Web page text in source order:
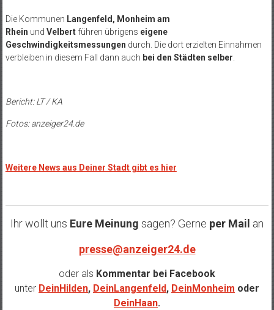
Die Kommunen Langenfeld, Monheim am
Rhein und Velbertführen übrigens eigene
Geschwindigkeitsmessungen durch. Die dort erzielten Einnahmen
verbleiben in diesem Fall dann auch bei den Städten selber.
Bericht: LT / KA
Fotos: anzeiger24.de
Weitere News aus Deiner Stadt gibt es hier
Ihr wollt uns Eure Meinung sagen? Gerne per Mail an
presse@anzeiger24.de
oder als Kommentar bei Facebook
unter DeinHilden, DeinLangenfeld, DeinMonheim oder
DeinHaan.